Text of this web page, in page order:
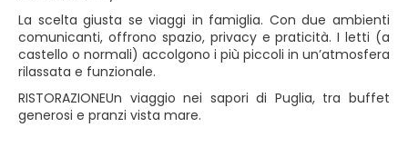
La scelta giusta se viaggi in famiglia. Con due ambienti
comunicanti, offrono spazio, privacy e praticità. I letti (a
castello o normali) accolgono i più piccoli in un’atmosfera
rilassata e funzionale.
RISTORAZIONEUn viaggio nei sapori di Puglia, tra buffet
generosi e pranzi vista mare.